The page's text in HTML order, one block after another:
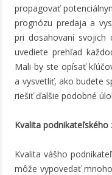
propagovať
prognózu predaja a
pri dosahovaní svojich
uvediete prehľad
Mali by ste opísať
a vysvetliť, ako budete
riešiť ďalšie podobné
Kvalita
Kvalita vášho
môže vypovedať